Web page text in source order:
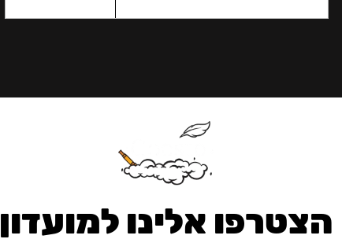
הצטרפו אלינו למועדון